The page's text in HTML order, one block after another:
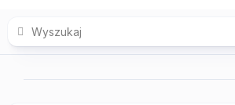
content